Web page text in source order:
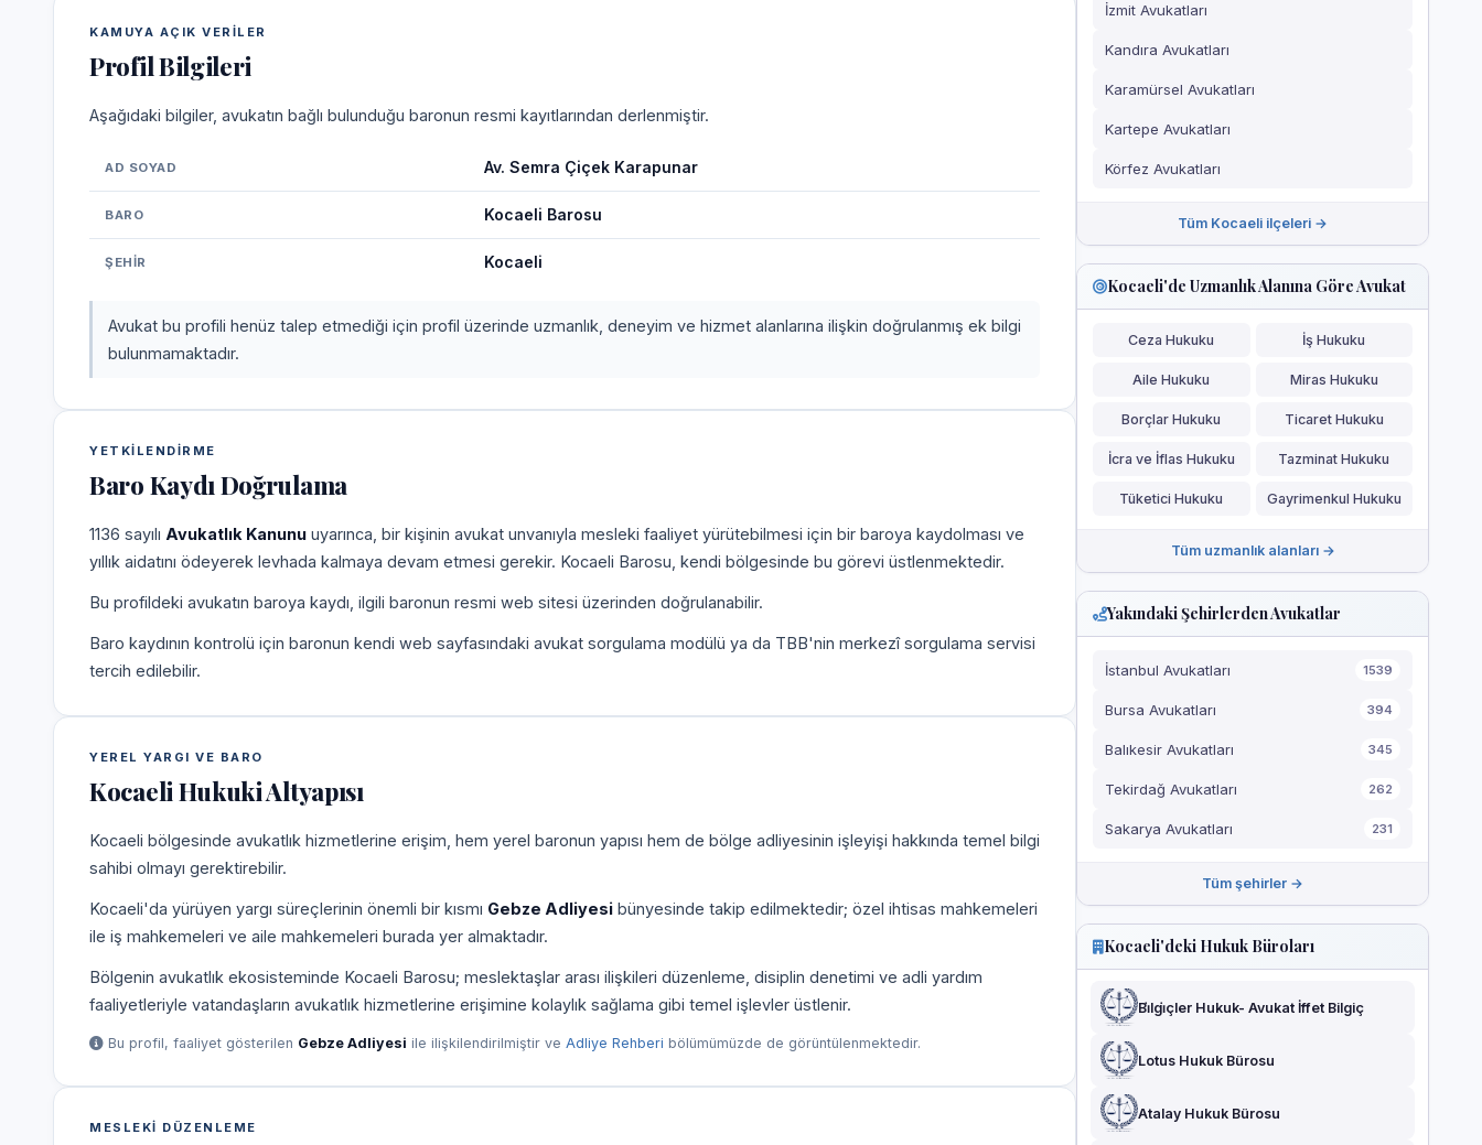
KAMUYA AÇIK VERILER
Profil Bilgileri
Aşağıdaki bilgiler, avukatın bağlı bulunduğu baronun resmi kayıtlarından derlenmiştir.
AD SOYAD Av. Semra Çiçek Karapunar
BARO Kocaeli Barosu
ŞEHIR Kocaeli
Avukat bu profili henüz talep etmediği için profil üzerinde uzmanlık, deneyim ve hizmet alanlarına ilişkin doğrulanmış ek bilgi
bulunmamaktadır.
YETKILENDIRME
Baro Kaydı Doğrulama
1136 sayılı Avukatlık Kanunu uyarınca, bir kişinin avukat unvanıyla mesleki faaliyet yürütebilmesi için bir baroya kaydolması ve
yıllık aidatını ödeyerek levhada kalmaya devam etmesi gerekir. Kocaeli Barosu, kendi bölgesinde bu görevi üstlenmektedir.
Bu profildeki avukatın baroya kaydı, ilgili baronun resmi web sitesi üzerinden doğrulanabilir.
Baro kaydının kontrolü için baronun kendi web sayfasındaki avukat sorgulama modülü ya da TBB'nin merkezî sorgulama servisi
tercih edilebilir.
YEREL YARGI VE BARO
Kocaeli Hukuki Altyapısı
Kocaeli bölgesinde avukatlık hizmetlerine erişim, hem yerel baronun yapısı hem de bölge adliyesinin işleyişi hakkında temel bilgi
sahibi olmayı gerektirebilir.
Kocaeli'da yürüyen yargı süreçlerinin önemli bir kısmı Gebze Adliyesi bünyesinde takip edilmektedir; özel ihtisas mahkemeleri
ile iş mahkemeleri ve aile mahkemeleri burada yer almaktadır.
Bölgenin avukatlık ekosisteminde Kocaeli Barosu; meslektaşlar arası ilişkileri düzenleme, disiplin denetimi ve adli yardım
faaliyetleriyle vatandaşların avukatlık hizmetlerine erişimine kolaylık sağlama gibi temel işlevler üstlenir.
Bu profil, faaliyet gösterilen Gebze Adliyesi ile ilişkilendirilmiştir ve Adliye Rehberi bölümümüzde de görüntülenmektedir.
MESLEKI DÜZENLEME
İzmit Avukatları
Kandıra Avukatları
Karamürsel Avukatları
Kartepe Avukatları
Körfez Avukatları
Tüm Kocaeli ilçeleri →
Kocaeli'de Uzmanlık Alanına Göre Avukat
Ceza Hukuku İş Hukuku
Aile Hukuku Miras Hukuku
Borçlar Hukuku Ticaret Hukuku
İcra ve İflas Hukuku Tazminat Hukuku
Tüketici Hukuku Gayrimenkul Hukuku
Tüm uzmanlık alanları →
Yakındaki Şehirlerden Avukatlar
İstanbul Avukatları 1539
Bursa Avukatları 394
Balıkesir Avukatları 345
Tekirdağ Avukatları 262
Sakarya Avukatları 231
Tüm şehirler →
Kocaeli'deki Hukuk Büroları
Bi̇lgi̇çler Hukuk- Avukat İffet Bilgiç
Lotus Hukuk Bürosu
Atalay Hukuk Bürosu